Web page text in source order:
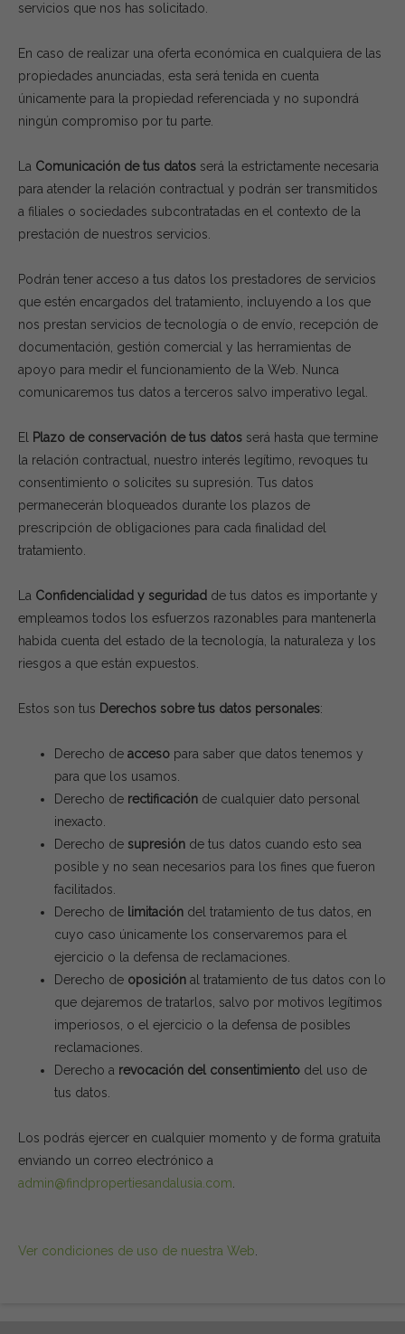
servicios que nos has solicitado.
En caso de realizar una oferta económica en cualquiera de las
propiedades anunciadas, esta será tenida en cuenta
únicamente para la propiedad referenciada y no supondrá
ningún compromiso por tu parte.
La Comunicación de tus datos será la estrictamente necesaria
para atender la relación contractual y podrán ser transmitidos
a filiales o sociedades subcontratadas en el contexto de la
prestación de nuestros servicios.
Podrán tener acceso a tus datos los prestadores de servicios
que estén encargados del tratamiento, incluyendo a los que
nos prestan servicios de tecnología o de envío, recepción de
documentación, gestión comercial y las herramientas de
apoyo para medir el funcionamiento de la Web. Nunca
comunicaremos tus datos a terceros salvo imperativo legal.
El Plazo de conservación de tus datos será hasta que termine
la relación contractual, nuestro interés legítimo, revoques tu
consentimiento o solicites su supresión. Tus datos
permanecerán bloqueados durante los plazos de
prescripción de obligaciones para cada finalidad del
tratamiento.
La Confidencialidad y seguridad de tus datos es importante y
empleamos todos los esfuerzos razonables para mantenerla
habida cuenta del estado de la tecnología, la naturaleza y los
riesgos a que están expuestos.
Estos son tus Derechos sobre tus datos personales:
Derecho de acceso para saber que datos tenemos y
para que los usamos.
Derecho de rectificación de cualquier dato personal
inexacto.
Derecho de supresión de tus datos cuando esto sea
posible y no sean necesarios para los fines que fueron
facilitados.
Derecho de limitación del tratamiento de tus datos, en
cuyo caso únicamente los conservaremos para el
ejercicio o la defensa de reclamaciones.
Derecho de oposición al tratamiento de tus datos con lo
que dejaremos de tratarlos, salvo por motivos legítimos
imperiosos, o el ejercicio o la defensa de posibles
reclamaciones.
Derecho a revocación del consentimiento del uso de
tus datos.
Los podrás ejercer en cualquier momento y de forma gratuita
enviando un correo electrónico a
admin@findpropertiesandalusia.com
Ver condiciones de uso de nuestra Web